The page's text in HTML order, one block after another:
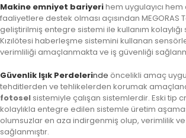
Makine emniyet bariyerihem uygulayıcı
faaliyetlere destek olması açısından MEGORAS
geliştirilmiş entegre sistemi ile kullanım kolaylığı
Kızılötesi haberleşme sistemini kullanan
verimliliği amaçlanmakta ve iş güvenliği
Güvenlik Işık Perdelerinde öncelikli amaç
tehditlerden ve tehlikelerden korumak
fotosel sistemiyle çalışan sistemlerdir. Eski tip
kolaylıkla entegre edilen sistemle üretim
olumsuzlar en aza indirgenmiş olup, verimlilik ve
sağlanmıştır.